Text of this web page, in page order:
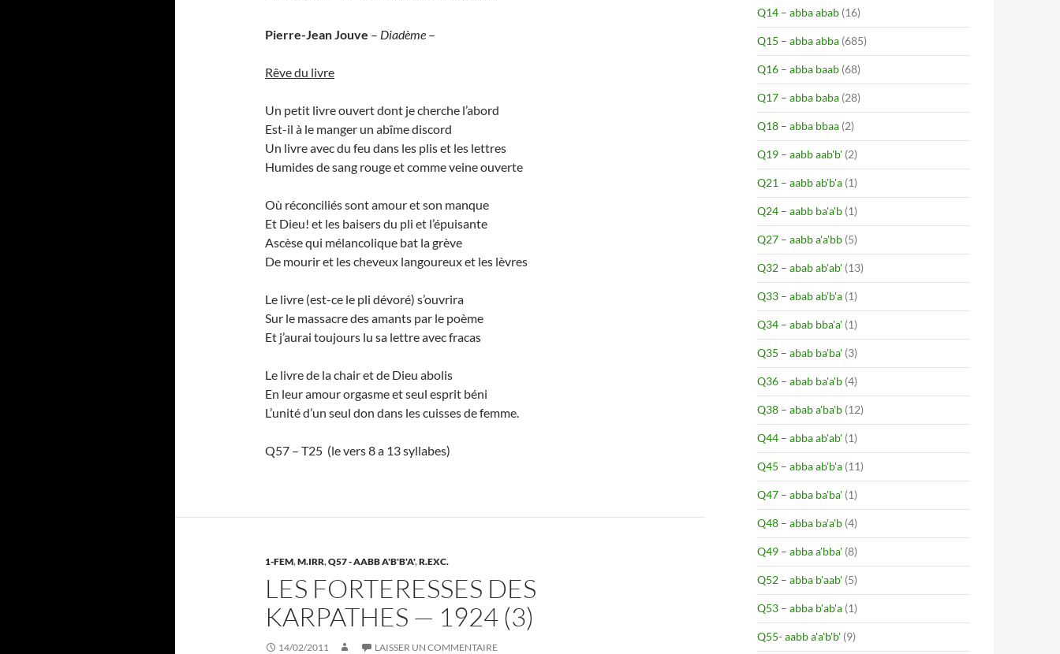
Pierre-Jean Jouve – Diadème –
Rêve du livre
Un petit livre ouvert dont je cherche l’abord
Est-il à le manger un abîme discord
Un livre avec du feu dans les plis et les lettres
Humides de sang rouge et comme veine ouverte
Où réconciliés sont amour et son manque
Et Dieu! et les baisers du pli et l’épuisante
Ascèse qui mélancolique bat la grève
De mourir et les cheveux langoureux et les lèvres
Le livre (est-ce le pli dévoré) s’ouvrira
Sur le massacre des amants par le poème
Et j’aurai toujours lu sa lettre avec fracas
Le livre de la chair et de Dieu abolis
En leur amour orgasme et seul esprit béni
L’unité d’un seul don dans les cuisses de femme.
Q57 – T25 (le vers 8 a 13 syllabes)
1-FEM,M.IRR,Q57 - AABB A'B'B'A',R.EXC.
LES FORTERESSES DES
KARPATHES — 1924 (3)
14/02/2011 LAISSER UN COMMENTAIRE
Q14 – abba abab (16)
Q15 – abba abba (685)
Q16 – abba baab (68)
Q17 – abba baba (28)
Q18 – abba bbaa (2)
Q19 – aabb aab'b' (2)
Q21 – aabb ab'b'a (1)
Q24 – aabb ba'a'b (1)
Q27 – aabb a'a'bb (5)
Q32 – abab ab'ab' (13)
Q33 – abab ab'b'a (1)
Q34 – abab bba'a' (1)
Q35 – abab ba'ba' (3)
Q36 – abab ba'a'b (4)
Q38 – abab a'ba'b (12)
Q44 – abba ab'ab' (1)
Q45 – abba ab'b'a (11)
Q47 – abba ba'ba' (1)
Q48 – abba ba'a'b (4)
Q49 – abba a'bba' (8)
Q52 – abba b'aab' (5)
Q53 – abba b'ab'a (1)
Q55- aabb a'a'b'b' (9)